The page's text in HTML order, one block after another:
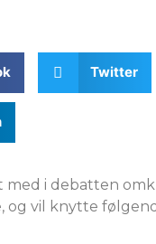
Twitter
med i debatten
og vil knytte